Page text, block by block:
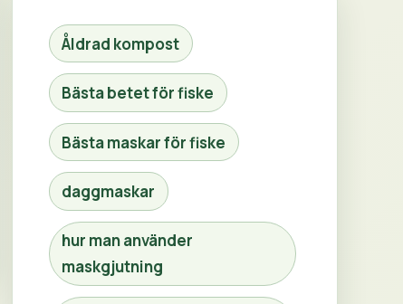
Åldrad kompost
Bästa betet för fiske
Bästa maskar för fiske
daggmaskar
hur man använder
maskgjutning